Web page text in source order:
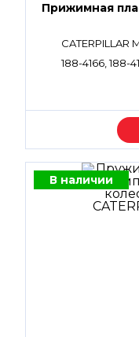
Прижимная
CATERPILLAR
188-4166, 188-
В наличии